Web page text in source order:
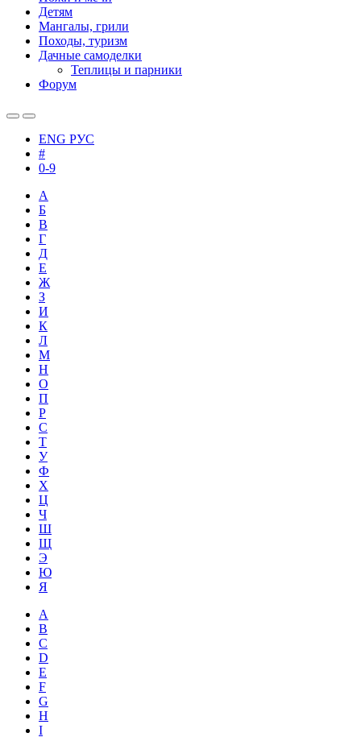
Детям
Мангалы, грили
Походы, туризм
Дачные самоделки
Теплицы и парники
Форум
ENG РУС
#
0-9
А
Б
В
Г
Д
Е
Ж
З
И
К
Л
М
Н
О
П
Р
С
Т
У
Ф
Х
Ц
Ч
Ш
Щ
Э
Ю
Я
A
B
C
D
E
F
G
H
I